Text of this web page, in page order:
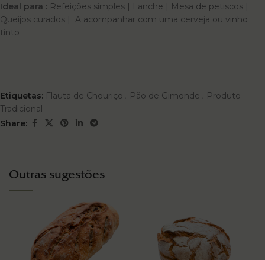
Ideal para : Refeições simples | Lanche | Mesa de petiscos |
Queijos curados | A acompanhar com uma cerveja ou vinho
tinto
Etiquetas: Flauta de Chouriço , Pão de Gimonde , Produto
Tradicional
Share:
Outras sugestões